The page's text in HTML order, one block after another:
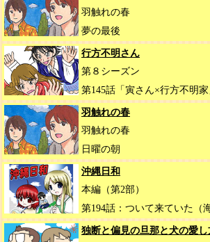
羽触れの春
夢の最後
行方不明さん
第８シーズン
第145話「寅さん×行方不明家
羽触れの春
羽触れの春
日曜の朝
沖縄日和
本編（第2部）
第194話：ついて来ていた（
独断と偏見の旦那と犬の愛し